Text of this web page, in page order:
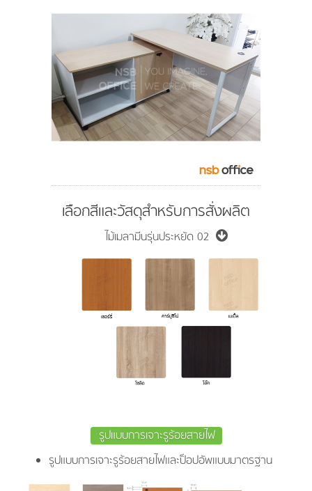
เลือกสีและวัสดุสำหรับการสั่งผลิต
ไม้เมลามีนรุ่นประหยัด 02
รูปแบบการเจาะรูร้อยสายไฟ
รูปแบบการเจาะรูร้อยสายไฟและป็อปอัพแบบมาตรฐาน